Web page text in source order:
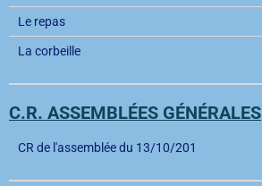
Le repas
La corbeille
C.R. ASSEMBLÉES GÉNÉRALES
CR de l'assemblée du 13/10/201